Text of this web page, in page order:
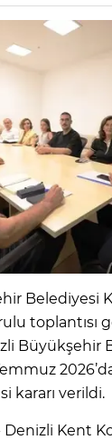
Belediyesi
toplantısı
Büyükşehir
kararı verildi.
Denizli Kent